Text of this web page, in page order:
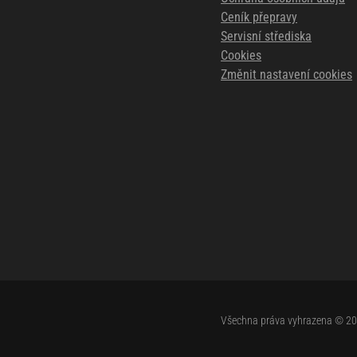
Ceník přepravy
Servisní střediska
Cookies
Změnit nastavení cookies
Všechna práva vyhrazena ©